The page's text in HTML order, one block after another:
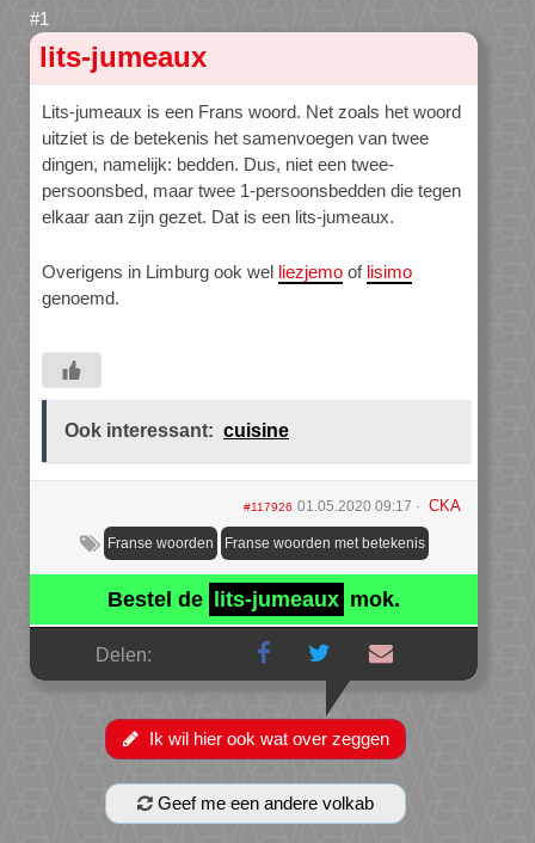
lits-jumeaux
Lits-jumeaux is een Frans woord. Net zoals het woord
uitziet is de betekenis het samenvoegen van twee
dingen, namelijk: bedden. Dus, niet een twee-
persoonsbed, maar twee 1-persoonsbedden die tegen
elkaar aan zijn gezet. Dat is een lits-jumeaux.
Overigens in Limburg ook wel liezjemo of lisimo
genoemd.
Ook interessant: cuisine
#117926 01.05.2020 09:17 CKA
Franse woorden Franse woorden met betekenis
Bestel de lits-jumeaux mok.
Delen:
Ik wil hier ook wat over zeggen
Geef me een andere volkab